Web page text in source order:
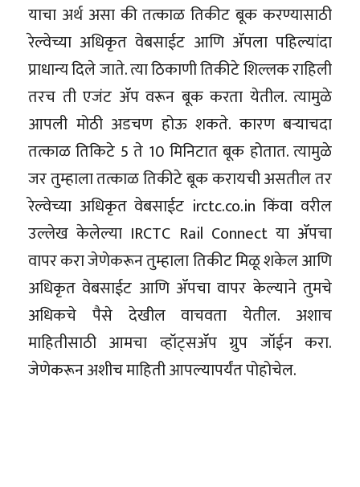
याचा अर्थ असा की तत्काळ तिकीट बूक करण्यासाठी
रेल्वेच्या अधिकृत वेबसाईट आणि ॲपला पहिल्यांदा
प्राधान्य दिले जाते. त्या ठिकाणी तिकीटे शिल्लक राहिली
तरच ती एजंट ॲप वरून बूक करता येतील. त्यामुळे
आपली मोठी अडचण होऊ शकते. कारण बऱ्याचदा
तत्काळ तिकिटे 5 ते 10 मिनिटात बूक होतात. त्यामुळे
जर तुम्हाला तत्काळ तिकीटे बूक करायची असतील तर
रेल्वेच्या अधिकृत वेबसाईट irctc.co.in किंवा वरील
उल्लेख केलेल्या IRCTC Rail Connect या ॲपचा
वापर करा जेणेकरून तुम्हाला तिकीट मिळू शकेल आणि
अधिकृत वेबसाईट आणि ॲपचा वापर केल्याने तुमचे
अधिकचे पैसे देखील वाचवता येतील. अशाच
माहितीसाठी आमचा व्हॉट्सॲप ग्रुप जॉईन करा.
जेणेकरून अशीच माहिती आपल्यापर्यंत पोहोचेल.